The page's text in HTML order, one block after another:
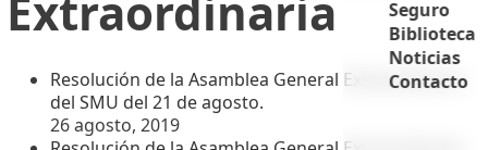
Seguro
Biblioteca
Noticias
Contacto
Extraordinaria
Resolución de la Asamblea General Extraordinaria
del SMU del 21 de agosto.
26 agosto, 2019